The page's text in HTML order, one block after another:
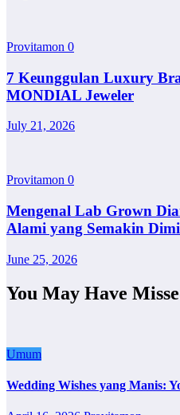
Provitamon 0
7 Keunggulan Luxury
MONDIAL Jeweler
July 21, 2026
Provitamon 0
Mengenal Lab Grown
Alami yang Semakin
June 25, 2026
You May Have
Umum
Wedding Wishes yang Manis: